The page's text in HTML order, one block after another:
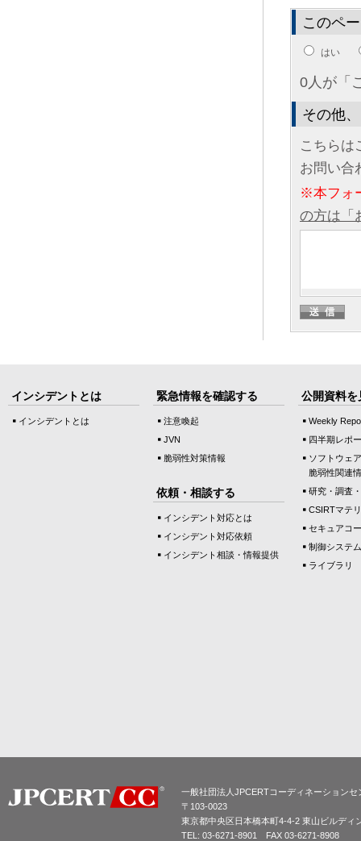
このペ
はい
0人が「
その他
こちらは
お問い合
※本フォ
の方は「
インシデントとは
インシデントとは
緊急情報を確認する
注意喚起
JVN
脆弱性対策情報
依頼・相談する
インシデント対応とは
インシデント対応依頼
インシデント相談・情報提供
公開資料を
Weekly
四半期レポ
ソフトウェ
脆弱性関連
研究・調査
CSIRTマテ
セキュアコ
制御システ
ライブラリ
一般社団法人JPCERTコーディネーションセ
〒103-0023
東京都中央区日本橋本町4-4-2 東山ビルディ
TEL: 03-6271-8901 FAX 03-6271-8908